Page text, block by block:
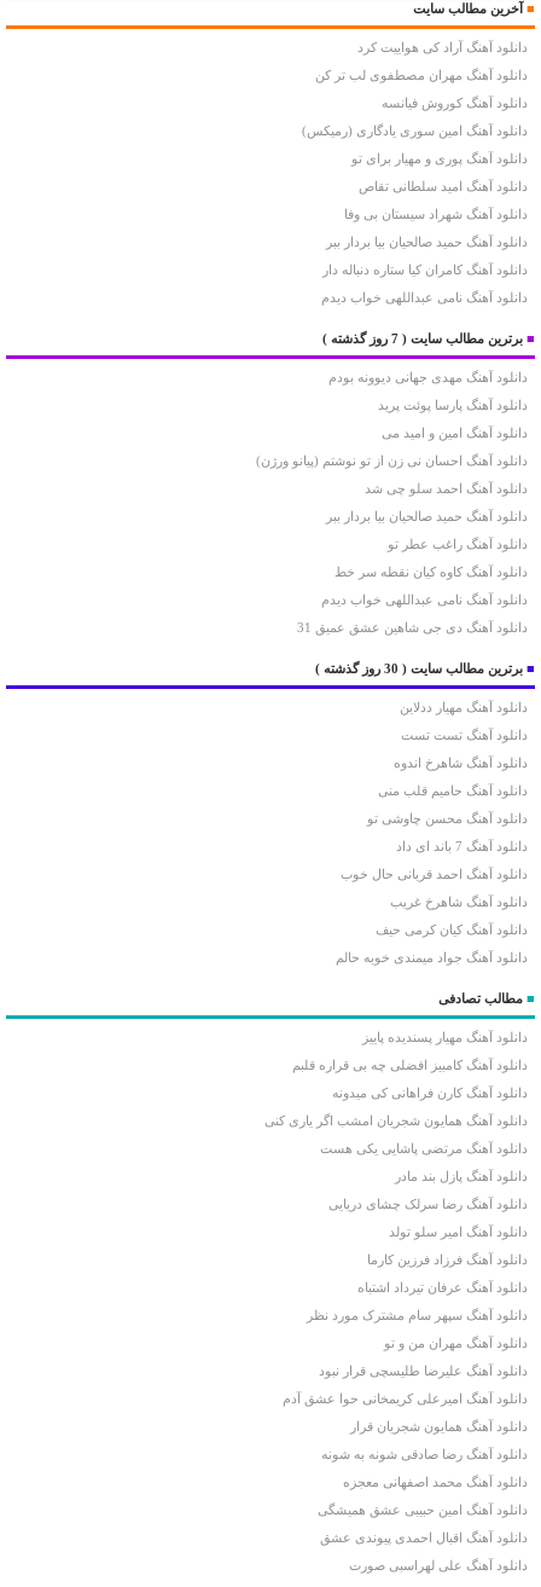
■ آخرین مطالب سایت
دانلود آهنگ آراد کی هواییت کرد
دانلود آهنگ مهران مصطفوی لب تر کن
دانلود آهنگ کوروش فیانسه
دانلود آهنگ امین سوری یادگاری (رمیکس)
دانلود آهنگ پوری و مهیار برای تو
دانلود آهنگ امید سلطانی تقاص
دانلود آهنگ شهراد سیستان بی وفا
دانلود آهنگ حمید صالحیان بیا بردار ببر
دانلود آهنگ کامران کیا ستاره دنباله دار
دانلود آهنگ نامی عبداللهی خواب دیدم
■ برترین مطالب سایت ( 7 روز گذشته )
دانلود آهنگ مهدی جهانی دیوونه بودم
دانلود آهنگ پارسا پوئت پرید
دانلود آهنگ امین و امید می
دانلود آهنگ احسان نی زن از تو نوشتم (پیانو ورژن)
دانلود آهنگ احمد سلو چی شد
دانلود آهنگ حمید صالحیان بیا بردار ببر
دانلود آهنگ راغب عطر تو
دانلود آهنگ کاوه کیان نقطه سر خط
دانلود آهنگ نامی عبداللهی خواب دیدم
دانلود آهنگ دی جی شاهین عشق عمیق 31
■ برترین مطالب سایت ( 30 روز گذشته )
دانلود آهنگ مهیار ددلاین
دانلود آهنگ تست تست
دانلود آهنگ شاهرخ اندوه
دانلود آهنگ حامیم قلب منی
دانلود آهنگ محسن چاوشی تو
دانلود آهنگ 7 باند ای داد
دانلود آهنگ احمد قربانی حال خوب
دانلود آهنگ شاهرخ غریب
دانلود آهنگ کیان کرمی حیف
دانلود آهنگ جواد میمندی خوبه حالم
■ مطالب تصادفی
دانلود آهنگ مهیار پسندیده پاییز
دانلود آهنگ کامبیز افضلی چه بی قراره قلبم
دانلود آهنگ کارن فراهانی کی میدونه
دانلود آهنگ همایون شجریان امشب اگر یاری کنی
دانلود آهنگ مرتضی پاشایی یکی هست
دانلود آهنگ پازل بند مادر
دانلود آهنگ رضا سرلک چشای دریایی
دانلود آهنگ امیر سلو تولد
دانلود آهنگ فرزاد فرزین کارما
دانلود آهنگ عرفان تیرداد اشتباه
دانلود آهنگ سپهر سام مشترک مورد نظر
دانلود آهنگ مهران من و تو
دانلود آهنگ علیرضا طلیسچی قرار نبود
دانلود آهنگ امیرعلی کریمخانی حوا عشق آدم
دانلود آهنگ همایون شجریان قرار
دانلود آهنگ رضا صادقی شونه به شونه
دانلود آهنگ محمد اصفهانی معجزه
دانلود آهنگ امین حبیبی عشق همیشگی
دانلود آهنگ اقبال احمدی پیوندی عشق
دانلود آهنگ علی لهراسبی صورت